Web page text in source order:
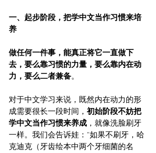
一、起步阶段，把学中文当作习惯来培
养
做任何一件事，能真正将它一直做下
去，要么靠习惯的力量，要么靠内在动
力，要么二者兼备。
对于中文学习来说，既然内在动力的形
成需要很长一段时间， 初始阶段不妨把
学中文当作习惯来养成 ，就像洗脸刷牙
一样。我们会告诉娃：“如果不刷牙，哈
克迪克（牙齿绘本中两个牙细菌的名